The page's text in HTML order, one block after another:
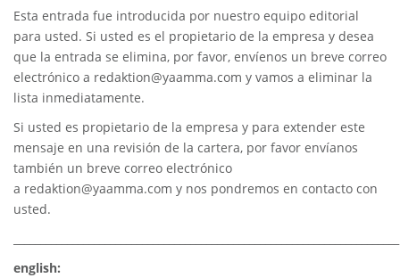
Esta entrada fue introducida por nuestro equipo editorial
para usted. Si usted es el propietario de la empresa y desea
que la entrada se elimina, por favor, envíenos un breve correo
electrónico a redaktion@yaamma.com y vamos a eliminar la
lista inmediatamente.
Si usted es propietario de la empresa y para extender este
mensaje en una revisión de la cartera, por favor envíanos
también un breve correo electrónico
a redaktion@yaamma.com y nos pondremos en contacto con
usted.
english: